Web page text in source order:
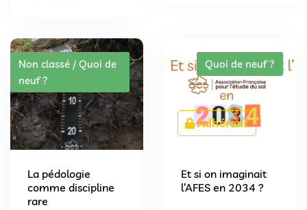
Non classé / Quoi de
neuf ?
La pédologie
comme discipline
rare
Quoi de neuf ?
Adhérent
Et si on imaginait
l’AFES en 2034 ?